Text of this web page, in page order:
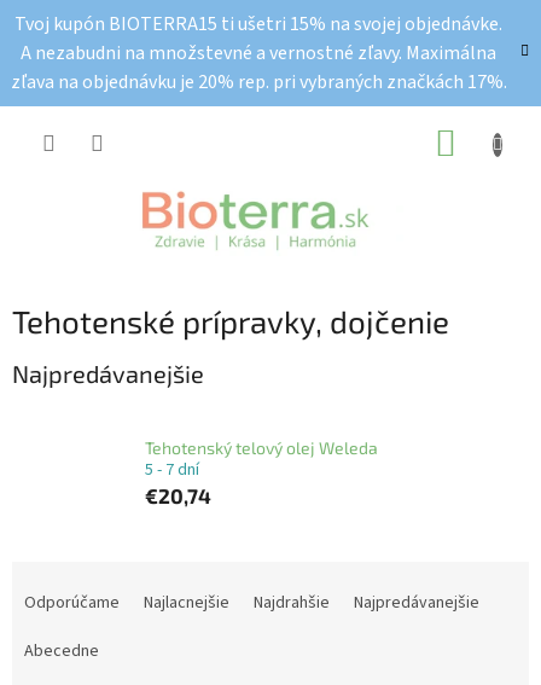
obsah
Tvoj kupón BIOTERRA15 ti ušetri 15% na svojej objednávke.
A nezabudni na množstevné a vernostné zľavy. Maximálna
zľava na objednávku je 20% rep. pri vybraných značkách 17%.
Tehotenské prípravky, dojčenie
Najpredávanejšie
Tehotenský telový olej Weleda
5 - 7 dní
€20,74
Odporúčame Najlacnejšie Najdrahšie
Najpredávanejšie
Abecedne